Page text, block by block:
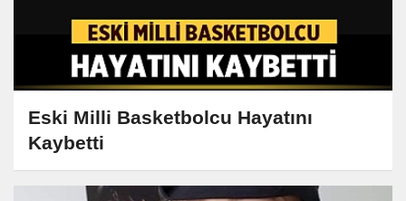
Eski Milli Basketbolcu Hayatını
Kaybetti